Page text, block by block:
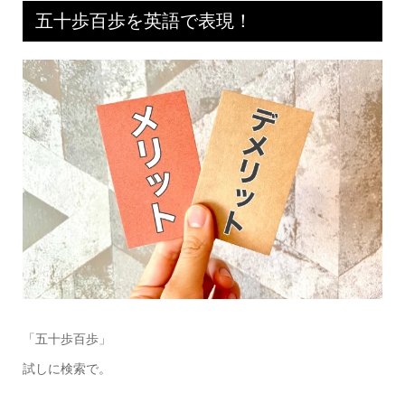
五十歩百歩を英語で表現！
「五十歩百歩」
試しに検索で。